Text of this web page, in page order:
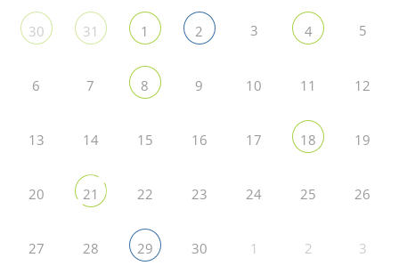
30 31 1 2 3 4 5
6 7 8 9 10 11 12
13 14 15 16 17 18 19
20 21 22 23 24 25 26
27 28 29 30 1 2 3